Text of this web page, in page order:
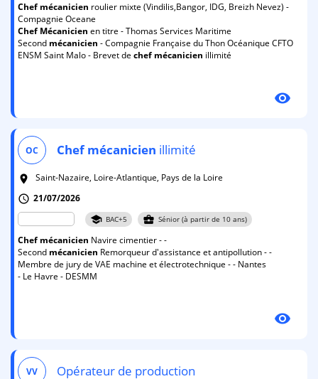
Chef mécanicien roulier mixte (Vindilis,Bangor, IDG, Breizh Nevez) -
Compagnie Oceane
Chef Mécanicien en titre - Thomas Services Maritime
Second mécanicien - Compagnie Française du Thon Océanique CFTO
ENSM Saint Malo - Brevet de chef mécanicien illimité
visibility
OC Chef mécanicien illimité
room
Saint-Nazaire, Loire-Atlantique, Pays de la Loire
schedule 21/07/2026
school BAC+5 business_center Sénior (à partir de 10 ans)
Chef mécanicien Navire cimentier - -
Second mécanicien Remorqueur d'assistance et antipollution - -
Membre de jury de VAE machine et électrotechnique - - Nantes
- Le Havre - DESMM
visibility
VV Opérateur de production